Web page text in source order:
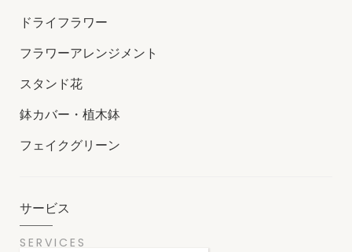
ドライフラワー
フラワーアレンジメント
スタンド花
鉢カバー・植木鉢
フェイクグリーン
サービス
SERVICES